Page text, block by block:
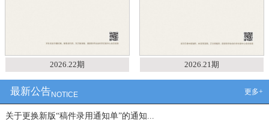
2026.22期 2026.21期
最新公告NOTICE 更多+
关于更换新版“稿件录用通知单”的通知...